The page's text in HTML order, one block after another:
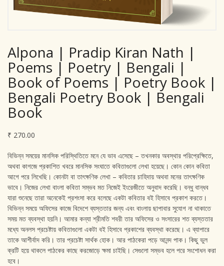
Alpona | Pradip Kiran Nath |
Poems | Poetry | Bengali |
Book of Poems | Poetry Book |
Bengali Poetry Book | Bengali
Book
₹ 270.00
বিভিন্ন সময়ের মানসিক পরিস্থিতিতে মনে যে ভাব এসেছে – তখনকার অবস্থার পরিপ্রেক্ষিতে,
অথবা কাগজে প্রকাশিত খবরে মানসিক সংঘাতে কবিতাগুলো লেখা হয়েছে। কোন কোন কবিতা
আগে পরে লিখেছি। কোনটা বা তাৎক্ষণিক লেখা – কবিতার চাহিদায় অথবা মনের তাৎক্ষণিক
ভাবে। নিজের লেখা বাংলা কবিতা সম্ভব মত নিজেই ইংরেজীতে অনুবাদ করেছি। বন্ধু বান্ধব
যারা শুনেছে তারা অনেকেই প্রশংসা করে বলেছে একটা কবিতার বই হিসাবে প্রকাশ করতে।
বিভিন্ন সময়ে অফিসের কাজে বিদেশে ব্যস্ততার জন্য এবং বাংলায় ছাপাবার সুযোগ না থাকাতে
সময় মত ব্যবস্থা হয়নি। আমার কন্যা শ্রীমতি শবরী তার অফিসের ও সংসারের শত ব্যস্ততার
মধ্যে অনলস প্রচেষ্টায় কবিতাগুলো একটা বই হিসাবে প্রকাশের ব্যবস্থা করেছে। এ ব্যাপারে
তাকে আশীর্বাদ করি। তার প্রচেষ্টা সার্থক হোক। আর পাঠকেরা পড়ে আনন্দ পাক। কিছু ভুল
ক্রটি হয়ে থাকলে পাঠকের কাছে করজোড়ে ক্ষমা চাইছি। সেগুলো সম্ভব হলে পরে সংশোধন করা
হবে।